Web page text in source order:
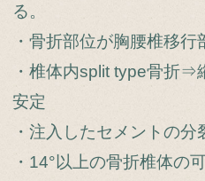
る。
・骨折部位が胸腰椎移行
・椎体内split type骨折⇒
安定
・注入したセメントの分
・14°以上の骨折椎体の